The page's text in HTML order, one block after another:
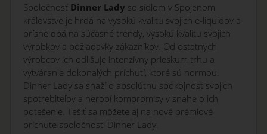
Spoločnosť Dinner Lady so sídlom v Spojenom
kráľovstve je hrdá na vysokú kvalitu svojich e-liquidov a
prísne dbá na súčasné trendy, vysokú kvalitu svojich
výrobkov a požiadavky zákazníkov. Od ostatných
výrobcov ich odlišuje intenzívny prieskum trhu a
vytváranie dokonalých príchutí, ktoré sú normou.
Dinner Lady sa snaží o absolútnu spokojnosť svojich
spotrebiteľov a nerobí kompromisy v snahe o ich
potešenie. Tešiť sa môžete aj na nové prémiové
príchute spoločnosti Dinner Lady.